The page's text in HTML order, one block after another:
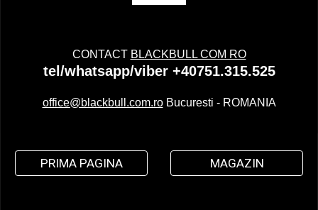
CONTACT BLACKBULL COM RO
tel/whatsapp/viber +40751.315.525
office@blackbull.com.roBucuresti - ROMANIA
PRIMA PAGINA MAGAZIN